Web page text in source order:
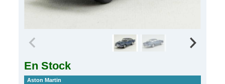
En Stock
Aston Martin